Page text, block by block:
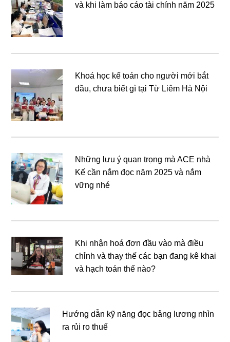
và khi làm báo cáo tài chính năm 2025
Khoá học kế toán cho người mới bắt
đầu, chưa biết gì tại Từ Liêm Hà Nội
Những lưu ý quan trọng mà ACE nhà
Kế cần nắm đọc năm 2025 và nắm
vững nhé
Khi nhận hoá đơn đầu vào mà điều
chỉnh và thay thế các bạn đang kê khai
và hạch toán thế nào?
Hướng dẫn kỹ năng đọc bảng lương nhìn
ra rủi ro thuế